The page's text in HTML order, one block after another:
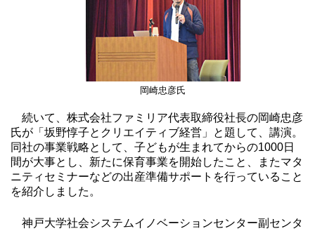
岡崎忠彦氏
続いて、株式会社ファミリア代表取締役社長の岡崎忠彦
氏が「坂野惇子とクリエイティブ経営」と題して、講演。
同社の事業戦略として、子どもが生まれてからの1000日
間が大事とし、新たに保育事業を開始したこと、またマタ
ニティセミナーなどの出産準備サポートを行っていること
を紹介しました。
神戸大学社会システムイノベーションセンター副センタ